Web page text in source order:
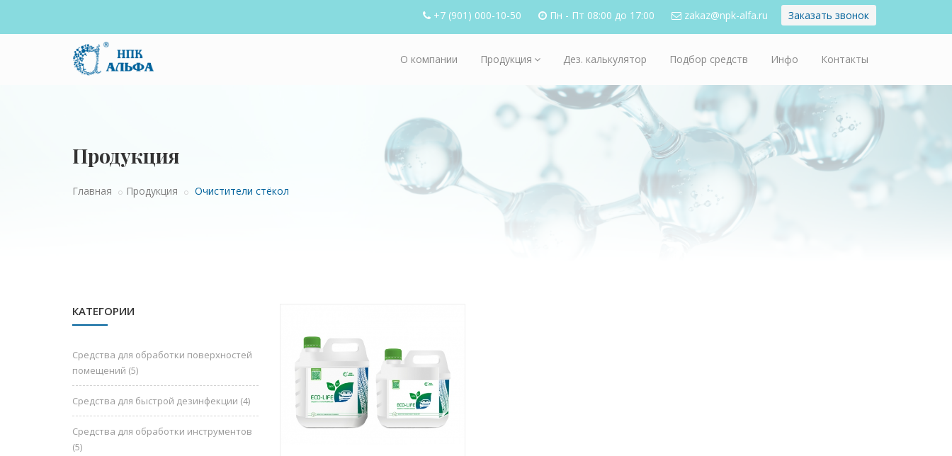
+7 (901) 000-10-50 Пн - Пт 08:00 до 17:00 zakaz@npk-alfa.ru Заказать звонок
О компании Продукция Дез. калькулятор Подбор средств Инфо Контакты
Продукция
Главная Продукция Очистители стёкол
КАТЕГОРИИ
Средства для обработки поверхностей
помещений (5)
Средства для быстрой дезинфекции (4)
Средства для обработки инструментов
(5)